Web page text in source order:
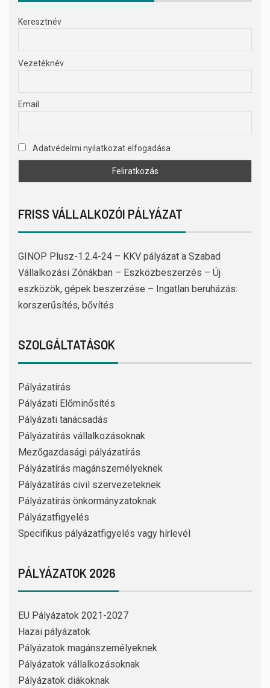
Keresztnév
Vezetéknév
Email
Adatvédelmi nyilatkozat elfogadása
FRISS VÁLLALKOZÓI PÁLYÁZAT
GINOP Plusz-1.2.4-24 – KKV pályázat a Szabad
Vállalkozási Zónákban – Eszközbeszerzés – Új
eszközök, gépek beszerzése – Ingatlan beruházás:
korszerűsítés, bővítés
SZOLGÁLTATÁSOK
Pályázatírás
Pályázati Előminősítés
Pályázati tanácsadás
Pályázatírás vállalkozásoknak
Mezőgazdasági pályázatírás
Pályázatírás magánszemélyeknek
Pályázatírás civil szervezeteknek
Pályázatírás önkormányzatoknak
Pályázatfigyelés
Specifikus pályázatfigyelés vagy hírlevél
PÁLYÁZATOK 2026
EU Pályázatok 2021-2027
Hazai pályázatok
Pályázatok magánszemélyeknek
Pályázatok vállalkozásoknak
Pályázatok diákoknak